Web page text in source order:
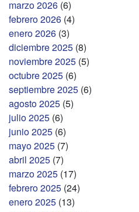
marzo 2026 (6)
febrero 2026 (4)
enero 2026 (3)
diciembre 2025 (8)
noviembre 2025 (5)
octubre 2025 (6)
septiembre 2025 (6)
agosto 2025 (5)
julio 2025 (6)
junio 2025 (6)
mayo 2025 (7)
abril 2025 (7)
marzo 2025 (17)
febrero 2025 (24)
enero 2025 (13)